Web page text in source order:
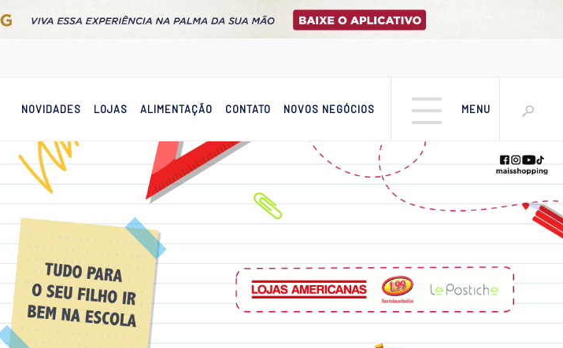
NOVIDADES LOJAS ALIMENTAÇÃO CONTATO NOVOS NEGÓCIOS MENU